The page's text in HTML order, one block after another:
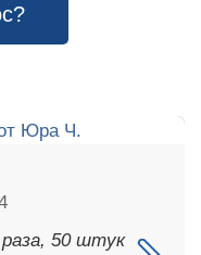
50 штук